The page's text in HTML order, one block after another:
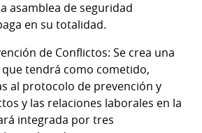
asamblea de seguridad
en su totalidad.
de Conflictos: Se crea una
tendrá como cometido,
al protocolo de prevención y
y las relaciones laborales en la
integrada por tres